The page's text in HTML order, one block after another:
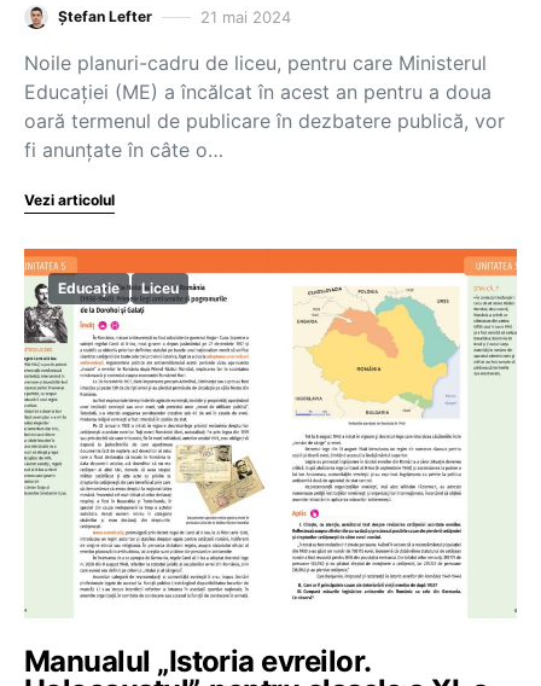
Ștefan Lefter 21 mai 2024
Noile planuri-cadru de liceu, pentru care Ministerul
Educației (ME) a încălcat în acest an pentru a doua
oară termenul de publicare în dezbatere publică, vor
fi anunțate în câte o…
Vezi articolul
Educație Liceu
Manualul „Istoria evreilor.